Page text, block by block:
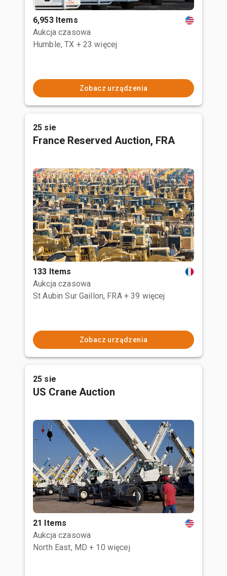
6,953 Items
Aukcja czasowa
Humble, TX + 23 więcej
Zobacz urządzenia
25 sie
France Reserved Auction, FRA
133 Items
Aukcja czasowa
St Aubin Sur Gaillon, FRA + 39 więcej
Zobacz urządzenia
25 sie
US Crane Auction
21 Items
Aukcja czasowa
North East, MD + 10 więcej